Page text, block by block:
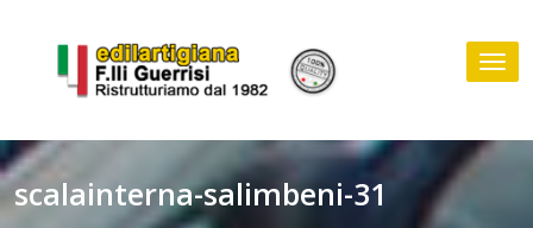
content
scalainterna-salimbeni-31